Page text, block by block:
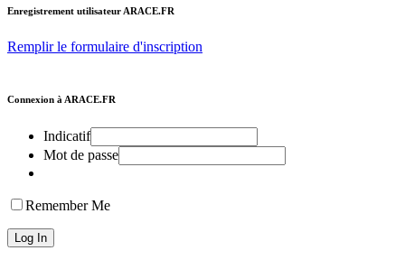
Enregistrement utilisateur ARACE.FR
Remplir le formulaire d'inscription
Connexion à ARACE.FR
Indicatif
Mot de passe
Remember Me